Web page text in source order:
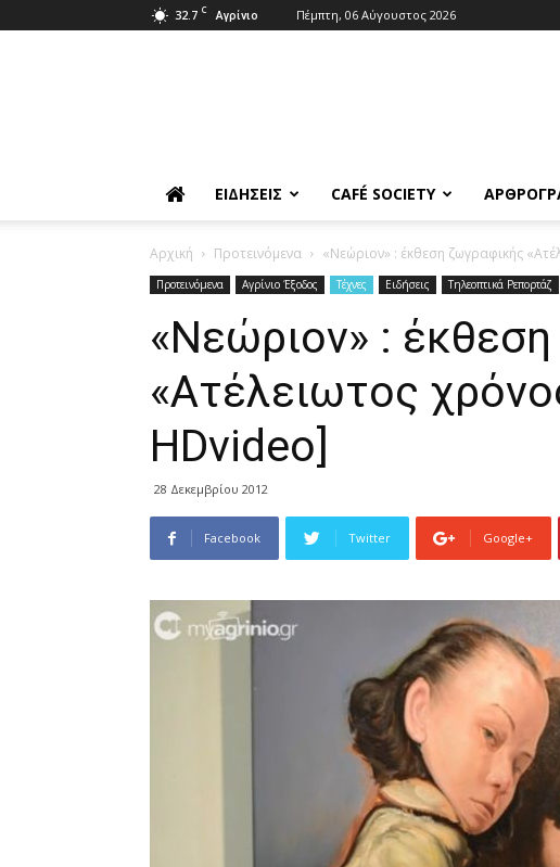
32.7 C Αγρίνιο Πέμπτη, 06 Αύγουστος 2026
ΕΙΔΉΣΕΙΣ CAFÉ SOCIETY
Αρχική Προτεινόμενα «Νεώριον» : έκθεση ζωγραφικής
Προτεινόμενα Αγρίνιο Έξοδος Τέχνες Ειδήσεις Τηλεοπτικά Ρεπορτάζ
«Νεώριον» :
«Aτέλειωτος
HDvideo]
28 Δεκεμβρίου 2012
Facebook Twitter Google+